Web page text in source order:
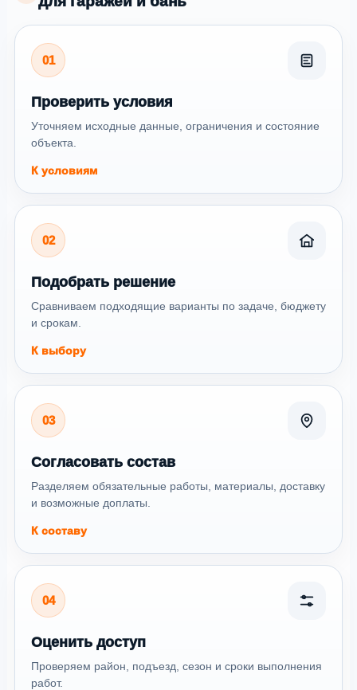
01
Проверить условия
Уточняем исходные данные, ограничения и состояние
объекта.
К условиям
02
Подобрать решение
Сравниваем подходящие варианты по задаче, бюджету
и срокам.
К выбору
03
Согласовать состав
Разделяем обязательные работы, материалы, доставку
и возможные доплаты.
К составу
04
Оценить доступ
Проверяем район, подъезд, сезон и сроки выполнения
работ.